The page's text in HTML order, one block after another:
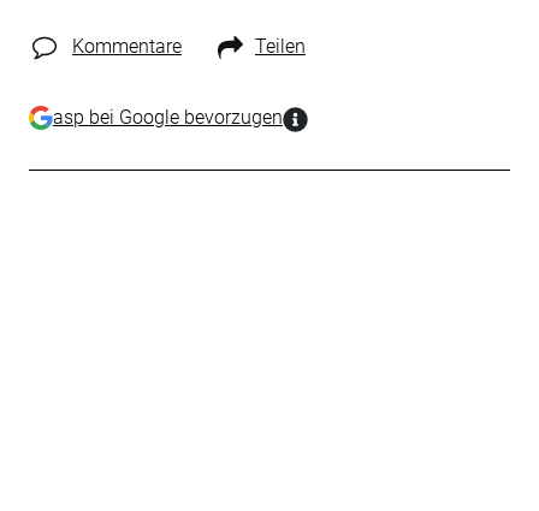
Kommentare Teilen
asp bei Google bevorzugen